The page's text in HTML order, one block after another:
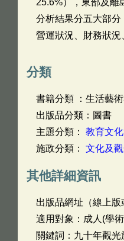
25.6%），東部及離
分析結果分五大部分
營運狀況、財務狀況
分類
書籍分類 ：生活藝
出版品分類：圖書
主題分類： 教育文
施政分類： 文化及
其他詳細資訊
出版品網址（線上版
適用對象：成人(學
關鍵詞：九十年觀